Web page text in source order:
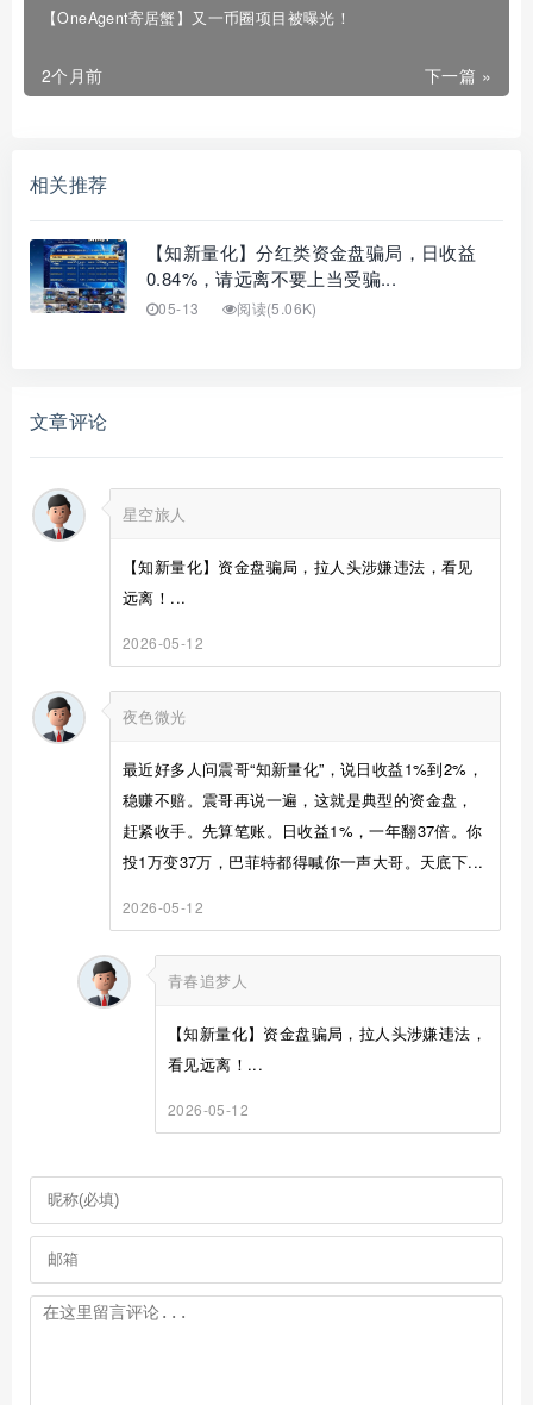
【OneAgent寄居蟹】又一币圈项目被曝光！
下一篇 »
2个月前
相关推荐
【知新量化】分红类资金盘骗局，日收益
0.84%，请远离不要上当受骗...
05-13 阅读(5.06K)
文章评论
星空旅人
【知新量化】资金盘骗局，拉人头涉嫌违法，看见
远离！...
2026-05-12
夜色微光
最近好多人问震哥“知新量化”，说日收益1%到2%，
稳赚不赔。震哥再说一遍，这就是典型的资金盘，
赶紧收手。先算笔账。日收益1%，一年翻37倍。你
投1万变37万，巴菲特都得喊你一声大哥。天底下...
2026-05-12
青春追梦人
【知新量化】资金盘骗局，拉人头涉嫌违法，
看见远离！...
2026-05-12